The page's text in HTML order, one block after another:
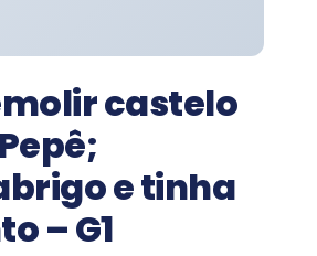
castelo
e tinha
– G1